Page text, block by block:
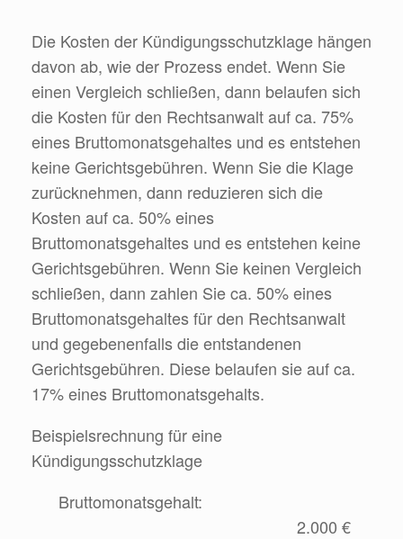
Die Kosten der Kündigungsschutzklage hängen
davon ab, wie der Prozess endet. Wenn Sie
einen Vergleich schließen, dann belaufen sich
die Kosten für den Rechtsanwalt auf ca. 75%
eines Bruttomonatsgehaltes und es entstehen
keine Gerichtsgebühren. Wenn Sie die Klage
zurücknehmen, dann reduzieren sich die
Kosten auf ca. 50% eines
Bruttomonatsgehaltes und es entstehen keine
Gerichtsgebühren. Wenn Sie keinen Vergleich
schließen, dann zahlen Sie ca. 50% eines
Bruttomonatsgehaltes für den Rechtsanwalt
und gegebenenfalls die entstandenen
Gerichtsgebühren. Diese belaufen sie auf ca.
17% eines Bruttomonatsgehalts.
Beispielsrechnung für eine
Kündigungsschutzklage
Bruttomonatsgehalt:
2.000 €